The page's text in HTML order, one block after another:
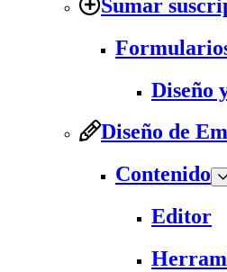
Sumar
Diseño
Diseño de
Contenido
Editor